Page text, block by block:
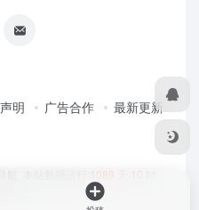
明 广告合作 最新更新
1089